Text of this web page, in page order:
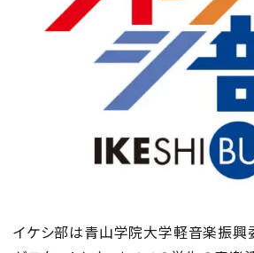
イケシ部は青山学院大学軽音楽振興